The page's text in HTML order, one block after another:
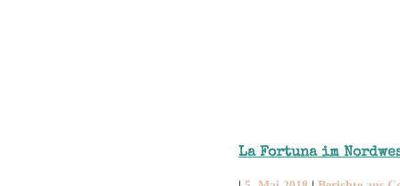
La Fortuna im